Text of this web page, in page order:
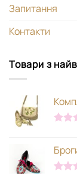
Запитання
Контакти
Товари з